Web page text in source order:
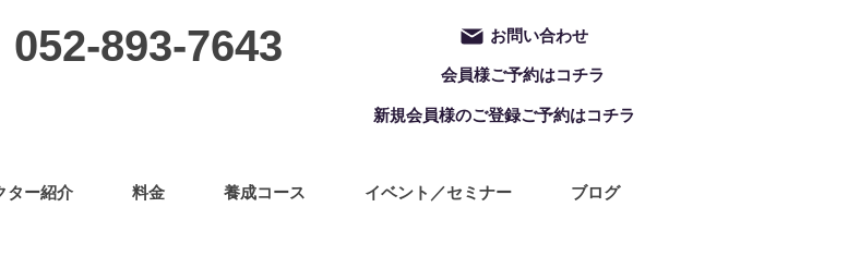
893-7643 お問い合わせ
会員様ご予約はコチラ
新規会員様のご登録ご予約はコチラ
ター紹介 料金 養成コース イベント／セミナー ブログ